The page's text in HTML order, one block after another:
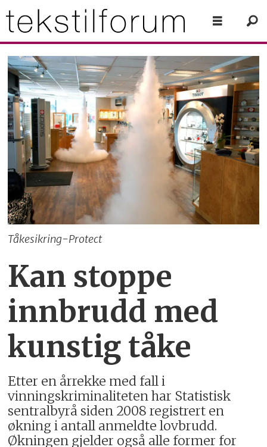
Tåkesikring-Protect
Kan stoppe
innbrudd med
kunstig tåke
Etter en årrekke med fall i
vinningskriminaliteten har Statistisk
sentralbyrå siden 2008 registrert en
økning i antall anmeldte lovbrudd.
Økningen gjelder også alle former for